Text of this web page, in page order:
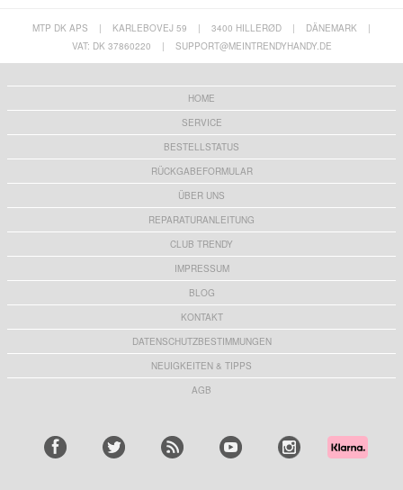
MTP DK APS | KARLEBOVEJ 59 | 3400 HILLERØD | DÄNEMARK
|
VAT: DK 37860220
| SUPPORT@MEINTRENDYHANDY.DE
HOME
SERVICE
BESTELLSTATUS
RÜCKGABEFORMULAR
ÜBER UNS
REPARATURANLEITUNG
CLUB TRENDY
IMPRESSUM
BLOG
KONTAKT
DATENSCHUTZBESTIMMUNGEN
NEUIGKEITEN & TIPPS
AGB